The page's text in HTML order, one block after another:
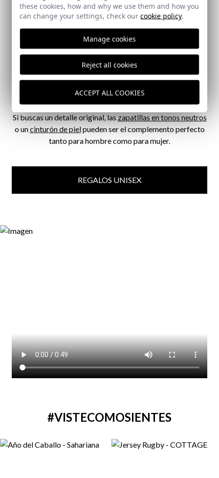
Dentro de nuestra selección de
regalos para hombre en
, las sudaderas garment dyed
protagonistas. Modelos con o sin capucha y de media
cremallera. Disponibles en tonos como el verde salvia,
naranja melocotón, azul marino, lavanda, malva, granate,
azul celeste o verde basil.
Si buscas un detalle original, laszapatillas en tonos neutros
o uncinturón de pielpueden ser el complemento perfecto
tanto para hombre como para mujer.
REGALOS UNISEX
#VISTECOMOSIENTES
these cookies, how and why we use them and how you
can change your settings, check our cookie policy.
Manage cookies
Reject all cookies
ACCEPT ALL COOKIES